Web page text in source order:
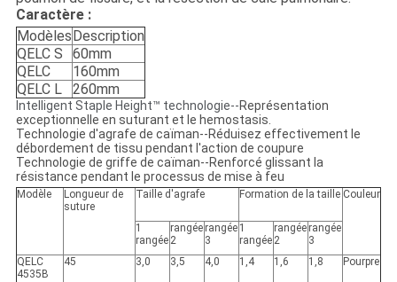
Caractère :
Modèles Description
QELC S
60mm
QELC
160mm
QELC L
260mm
Intelligent Staple Height™ technologie--Représentation
exceptionnelle en suturant et le hemostasis.
Technologie d'agrafe de caïman--Réduisez effectivement le
débordement de tissu pendant l'action de coupure
Technologie de griffe de caïman--Renforcé glissant la
résistance pendant le processus de mise à feu
Modèle
Longueur de
suture
Taille d'agrafe Formation de la taille Couleur
1
rangée
rangée
2
rangée
3
1
rangée
rangée
2
rangée
3
QELC
4535B
45 3,0 3,5 4,0 1,4 1,6 1,8 Pourpre